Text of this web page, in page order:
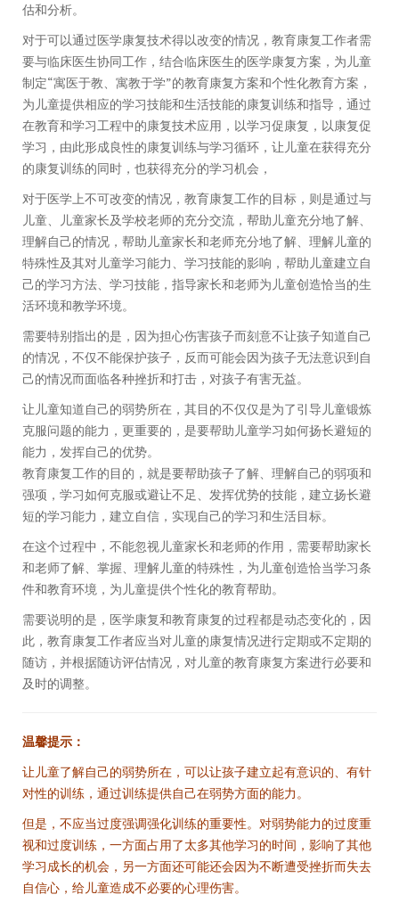
估和分析。
对于可以通过医学康复技术得以改变的情况，教育康复工作者需
要与临床医生协同工作，结合临床医生的医学康复方案，为儿童
制定“寓医于教、寓教于学”的教育康复方案和个性化教育方案，
为儿童提供相应的学习技能和生活技能的康复训练和指导，通过
在教育和学习工程中的康复技术应用，以学习促康复，以康复促
学习，由此形成良性的康复训练与学习循环，让儿童在获得充分
的康复训练的同时，也获得充分的学习机会，
对于医学上不可改变的情况，教育康复工作的目标，则是通过与
儿童、儿童家长及学校老师的充分交流，帮助儿童充分地了解、
理解自己的情况，帮助儿童家长和老师充分地了解、理解儿童的
特殊性及其对儿童学习能力、学习技能的影响，帮助儿童建立自
己的学习方法、学习技能，指导家长和老师为儿童创造恰当的生
活环境和教学环境。
需要特别指出的是，因为担心伤害孩子而刻意不让孩子知道自己
的情况，不仅不能保护孩子，反而可能会因为孩子无法意识到自
己的情况而面临各种挫折和打击，对孩子有害无益。
让儿童知道自己的弱势所在，其目的不仅仅是为了引导儿童锻炼
克服问题的能力，更重要的，是要帮助儿童学习如何扬长避短的
能力，发挥自己的优势。
教育康复工作的目的，就是要帮助孩子了解、理解自己的弱项和
强项，学习如何克服或避让不足、发挥优势的技能，建立扬长避
短的学习能力，建立自信，实现自己的学习和生活目标。
在这个过程中，不能忽视儿童家长和老师的作用，需要帮助家长
和老师了解、掌握、理解儿童的特殊性，为儿童创造恰当学习条
件和教育环境，为儿童提供个性化的教育帮助。
需要说明的是，医学康复和教育康复的过程都是动态变化的，因
此，教育康复工作者应当对儿童的康复情况进行定期或不定期的
随访，并根据随访评估情况，对儿童的教育康复方案进行必要和
及时的调整。
温馨提示：
让儿童了解自己的弱势所在，可以让孩子建立起有意识的、有针
对性的训练，通过训练提供自己在弱势方面的能力。
但是，不应当过度强调强化训练的重要性。对弱势能力的过度重
视和过度训练，一方面占用了太多其他学习的时间，影响了其他
学习成长的机会，另一方面还可能还会因为不断遭受挫折而失去
自信心，给儿童造成不必要的心理伤害。